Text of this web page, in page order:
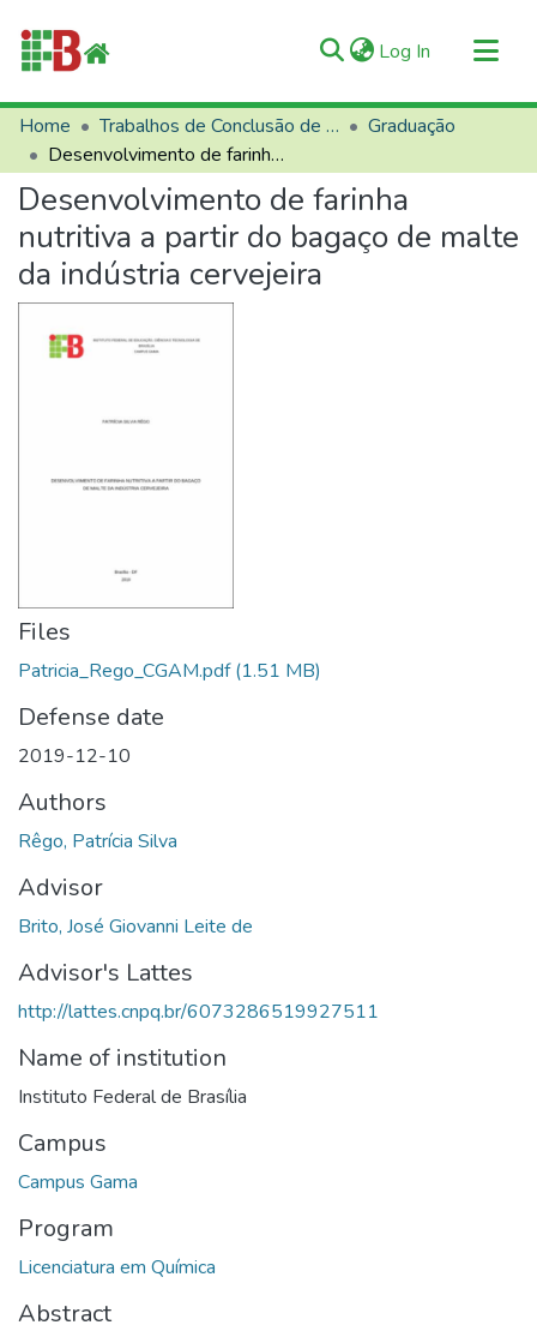
Log In (current)
Communities & Collections
All of RIIFB
Manuals and Terms
Statistics
About RIIFB
Contacts
Home Trabalhos de Conclusão de Curso (TCCs)
Graduação
Desenvolvimento de farinha nutritiva a partir do bagaço de malte da indústria cervejeira
Desenvolvimento de farinha
nutritiva a partir do bagaço de malte
da indústria cervejeira
Files
Patricia_Rego_CGAM.pdf(1.51 MB)
Defense date
2019-12-10
Authors
Rêgo, Patrícia Silva
Advisor
Brito, José Giovanni Leite de
Advisor's Lattes
http://lattes.cnpq.br/6073286519927511
Name of institution
Instituto Federal de Brasília
Campus
Campus Gama
Program
Licenciatura em Química
Abstract